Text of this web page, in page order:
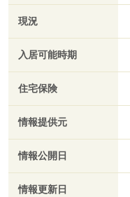
現況
入居可能時期
住宅保険
情報提供元
情報公開日
情報更新日